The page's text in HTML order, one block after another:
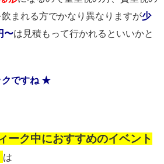
まれる方でかなり異なりますが少
〜は見積もって行かれるといいかと
クですね ★
ーク中におすすめのイベント
は